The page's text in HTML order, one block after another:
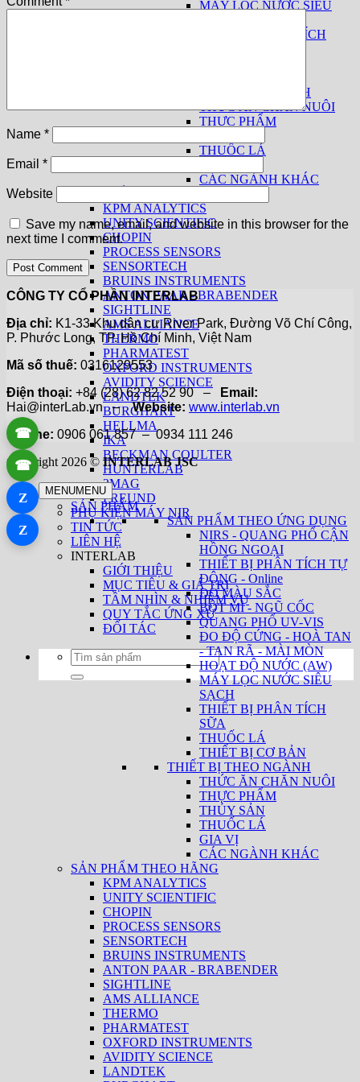
MÁY LỌC NƯỚC SIÊU
THIẾT BỊ PHÂN TÍCH
THIẾT BỊ THEO NGÀNH
THỨC ĂN CHĂN NUÔI
THỰC PHẨM
THUỐC LÁ
CÁC NGÀNH KHÁC
KPM ANALYTICS
UNITY SCIENTIFIC
CHOPIN
PROCESS SENSORS
SENSORTECH
BRUINS INSTRUMENTS
ANTON PAAR - BRABENDER
SIGHTLINE
AMS ALLIANCE
THERMO
PHARMATEST
OXFORD INSTRUMENTS
AVIDITY SCIENCE
LANDTEK
BURGHART
HELLMA
IKA
BECKMAN COULTER
HUNTERLAB
2MAG
FREUND
PHỤ KIỆN MÁY NIR
TIN TỨC
LIÊN HỆ
INTERLAB
GIỚI THIỆU
MỤC TIÊU & GIÁ TRỊ
TẦM NHÌN & NHIỆM VỤ
QUY TẮC ỨNG XỬ
ĐỐI TÁC
Tìm
kiếm:
Name *
Email *
Website
Save my name, email, and website in this browser for the
next time I comment.
CÔNG TY CỔ PHẦN INTERLAB
Địa chỉ: K1-33 Khu dân cư River Park, Đường Võ Chí Công,
P. Phước Long, TP. Hồ Chí Minh, Việt Nam
Mã số thuế: 0316129553
Điện thoại: +84 (28) 62 82 52 90 –
Email:
Hai@interLab.vn –Website: www.interlab.vn
Hotline: 0906 061 857 – 0934 111 246
Copyright 2026 © INTERLAB JSC
MENUMENU
SẢN PHẨM
SẢN PHẨM THEO ỨNG DỤNG
NIRS - QUANG PHỔ CẬN
HỒNG NGOẠI
THIẾT BỊ PHÂN TÍCH TỰ
ĐỘNG - Online
ĐO MÀU SẮC
BỘT MÌ - NGŨ CỐC
QUANG PHỔ UV-VIS
ĐO ĐỘ CỨNG - HOÀ TAN
- TAN RÃ - MÀI MÒN
HOẠT ĐỘ NƯỚC (AW)
MÁY LỌC NƯỚC SIÊU
SẠCH
THIẾT BỊ PHÂN TÍCH
SỮA
THUỐC LÁ
THIẾT BỊ CƠ BẢN
THIẾT BỊ THEO NGÀNH
THỨC ĂN CHĂN NUÔI
THỰC PHẨM
THỦY SẢN
THUỐC LÁ
GIA VỊ
CÁC NGÀNH KHÁC
SẢN PHẨM THEO HÃNG
KPM ANALYTICS
UNITY SCIENTIFIC
CHOPIN
PROCESS SENSORS
SENSORTECH
BRUINS INSTRUMENTS
ANTON PAAR - BRABENDER
SIGHTLINE
AMS ALLIANCE
THERMO
PHARMATEST
OXFORD INSTRUMENTS
AVIDITY SCIENCE
LANDTEK
☎
☎
Z
Z